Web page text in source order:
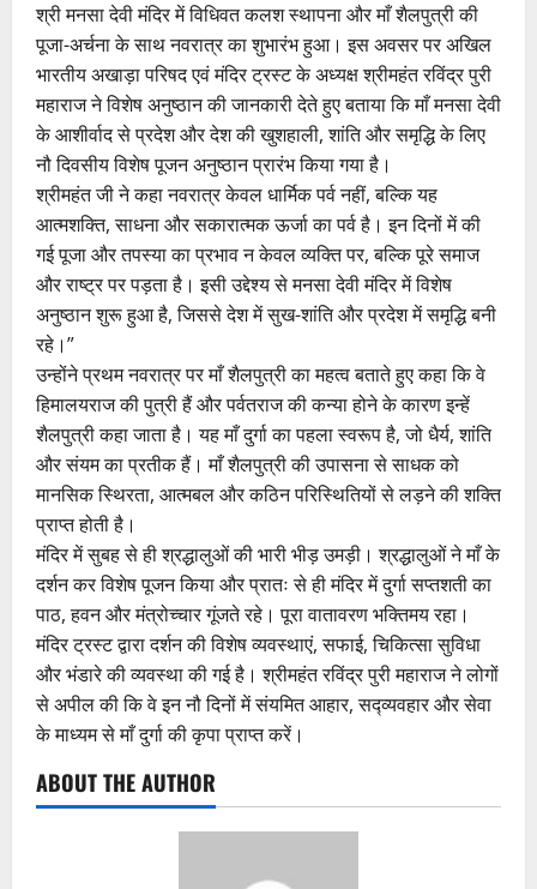
श्री मनसा देवी मंदिर में विधिवत कलश स्थापना और माँ शैलपुत्री की
पूजा-अर्चना के साथ नवरात्र का शुभारंभ हुआ। इस अवसर पर अखिल
भारतीय अखाड़ा परिषद एवं मंदिर ट्रस्ट के अध्यक्ष श्रीमहंत रविंद्र पुरी
महाराज ने विशेष अनुष्ठान की जानकारी देते हुए बताया कि माँ मनसा देवी
के आशीर्वाद से प्रदेश और देश की खुशहाली, शांति और समृद्धि के लिए
नौ दिवसीय विशेष पूजन अनुष्ठान प्रारंभ किया गया है।
श्रीमहंत जी ने कहा नवरात्र केवल धार्मिक पर्व नहीं, बल्कि यह
आत्मशक्ति, साधना और सकारात्मक ऊर्जा का पर्व है। इन दिनों में की
गई पूजा और तपस्या का प्रभाव न केवल व्यक्ति पर, बल्कि पूरे समाज
और राष्ट्र पर पड़ता है। इसी उद्देश्य से मनसा देवी मंदिर में विशेष
अनुष्ठान शुरू हुआ है, जिससे देश में सुख-शांति और प्रदेश में समृद्धि बनी
रहे।”
उन्होंने प्रथम नवरात्र पर माँ शैलपुत्री का महत्व बताते हुए कहा कि वे
हिमालयराज की पुत्री हैं और पर्वतराज की कन्या होने के कारण इन्हें
शैलपुत्री कहा जाता है। यह माँ दुर्गा का पहला स्वरूप है, जो धैर्य, शांति
और संयम का प्रतीक हैं। माँ शैलपुत्री की उपासना से साधक को
मानसिक स्थिरता, आत्मबल और कठिन परिस्थितियों से लड़ने की शक्ति
प्राप्त होती है।
मंदिर में सुबह से ही श्रद्धालुओं की भारी भीड़ उमड़ी। श्रद्धालुओं ने माँ के
दर्शन कर विशेष पूजन किया और प्रातः से ही मंदिर में दुर्गा सप्तशती का
पाठ, हवन और मंत्रोच्चार गूंजते रहे। पूरा वातावरण भक्तिमय रहा।
मंदिर ट्रस्ट द्वारा दर्शन की विशेष व्यवस्थाएं, सफाई, चिकित्सा सुविधा
और भंडारे की व्यवस्था की गई है। श्रीमहंत रविंद्र पुरी महाराज ने लोगों
से अपील की कि वे इन नौ दिनों में संयमित आहार, सद्व्यवहार और सेवा
के माध्यम से माँ दुर्गा की कृपा प्राप्त करें।
ABOUT THE AUTHOR